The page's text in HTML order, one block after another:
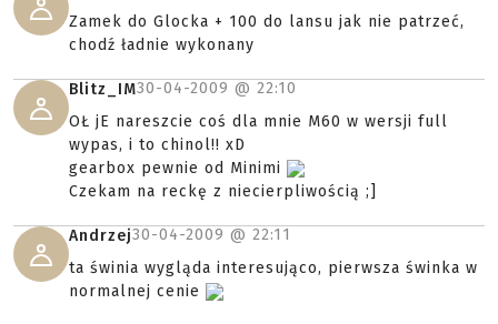
Zamek do Glocka + 100 do lansu jak nie patrzeć,
chodź ładnie wykonany
Blitz_IM30-04-2009 @ 22:10
OŁ jE nareszcie coś dla mnie M60 w wersji full
wypas, i to chinol!! xD
gearbox pewnie od Minimi
Czekam na reckę z niecierpliwością ;]
Andrzej30-04-2009 @ 22:11
ta świnia wygląda interesująco, pierwsza świnka w
normalnej cenie